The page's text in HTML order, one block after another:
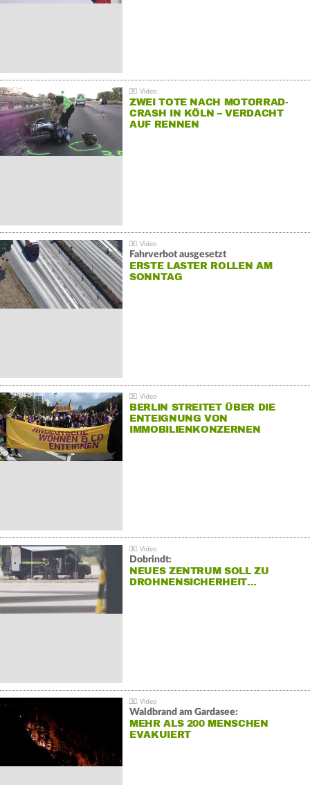
ZWEI TOTE NACH MOTORRAD-
CRASH IN KÖLN – VERDACHT
AUF RENNEN
Fahrverbot ausgesetzt
ERSTE LASTER ROLLEN AM
SONNTAG
BERLIN STREITET ÜBER DIE
ENTEIGNUNG VON
IMMOBILIENKONZERNEN
Dobrindt:
NEUES ZENTRUM SOLL ZU
DROHNENSICHERHEIT…
Waldbrand am Gardasee:
MEHR ALS 200 MENSCHEN
EVAKUIERT